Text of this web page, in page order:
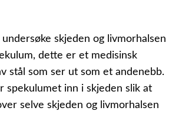
skjeden og livmorhalsen
, dette er et medisinsk
stål som ser ut som et andenebb.
spekulumet inn i skjeden slik at
selve skjeden og livmorhalsen